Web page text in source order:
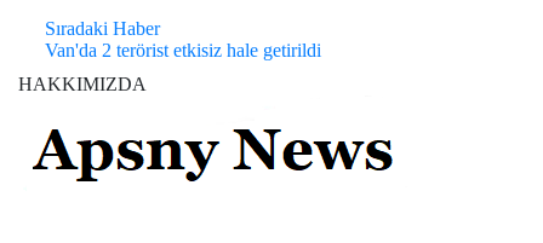
Sıradaki Haber
Van'da 2 terörist etkisiz hale getirildi
HAKKIMIZDA